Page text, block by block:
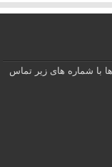
با شماره های زیر تماس